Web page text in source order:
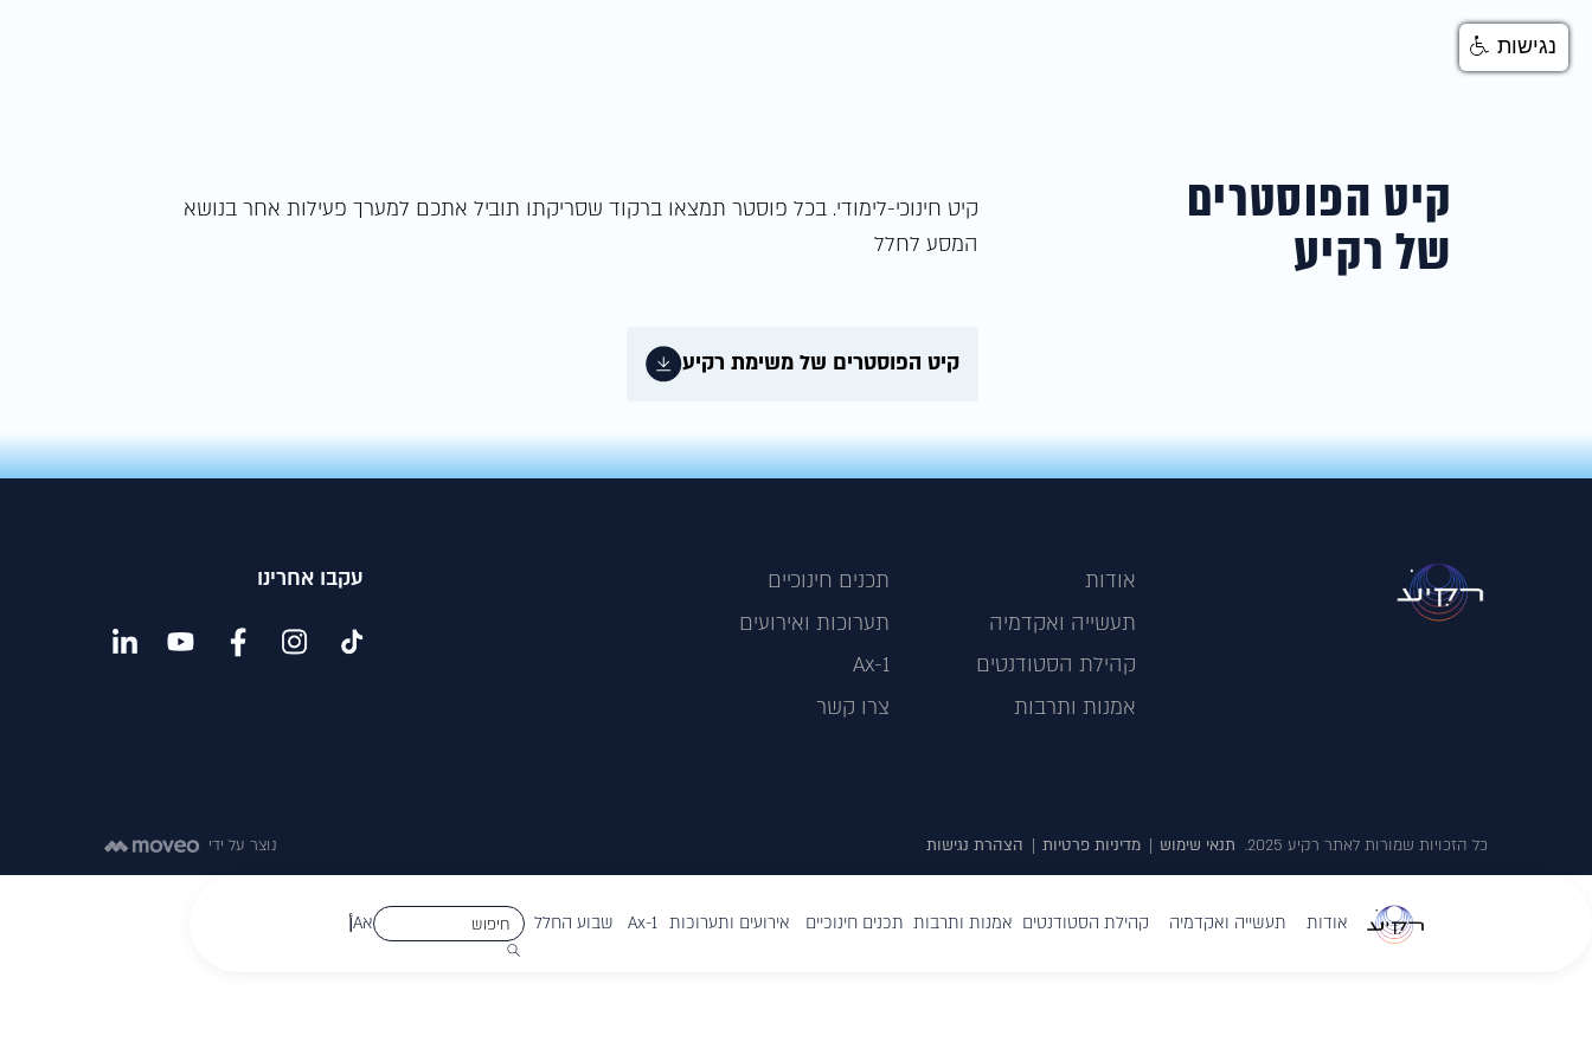
קיט הפוסטרים
של רקיע
קיט חינוכי-לימודי. בכל פוסטר תמצאו ברקוד שסריקתו תוביל אתכם למערך פעילות אחר בנושא
המסע לחלל
קיט הפוסטרים של משימת רקיע
אודות
תכנים חינוכיים
תעשייה ואקדמיה
תערוכות ואירועים
קהילת הסטודנטים
Ax-1
אמנות ותרבות
צרו קשר
עקבו אחרינו
כל הזכויות שמורות לאתר רקיע 2025. תנאי שימוש | מדיניות פרטיות | הצהרת נגישות נוצר על ידי
אודות תעשייה ואקדמיה קהילת הסטודנטים אמנות ותרבות תכנים חינוכיים אירועים ותערוכות Ax-1 שבוע החלל אAأ
נגישות